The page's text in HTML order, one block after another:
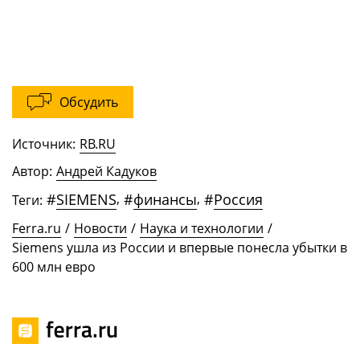
Обсудить
Источник: RB.RU
Автор: Андрей Кадуков
Теги: #SIEMENS, #финансы, #Россия
Ferra.ru / Новости / Наука и технологии /
Siemens ушла из России и впервые понесла убытки в
600 млн евро